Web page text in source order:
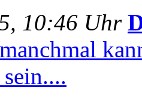
10:46 Uhr